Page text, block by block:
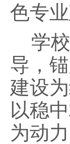
色专业
学
导，
建设
以稳
为动